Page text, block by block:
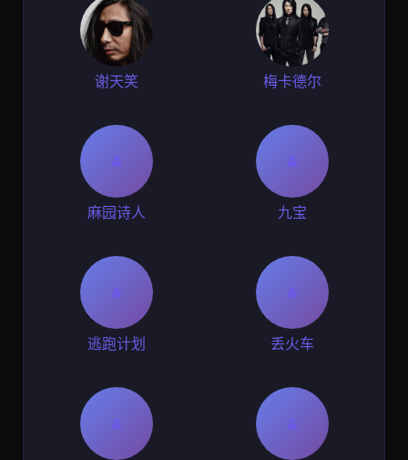
谢天笑 梅卡德尔
麻园诗人 九宝
逃跑计划 丢火车